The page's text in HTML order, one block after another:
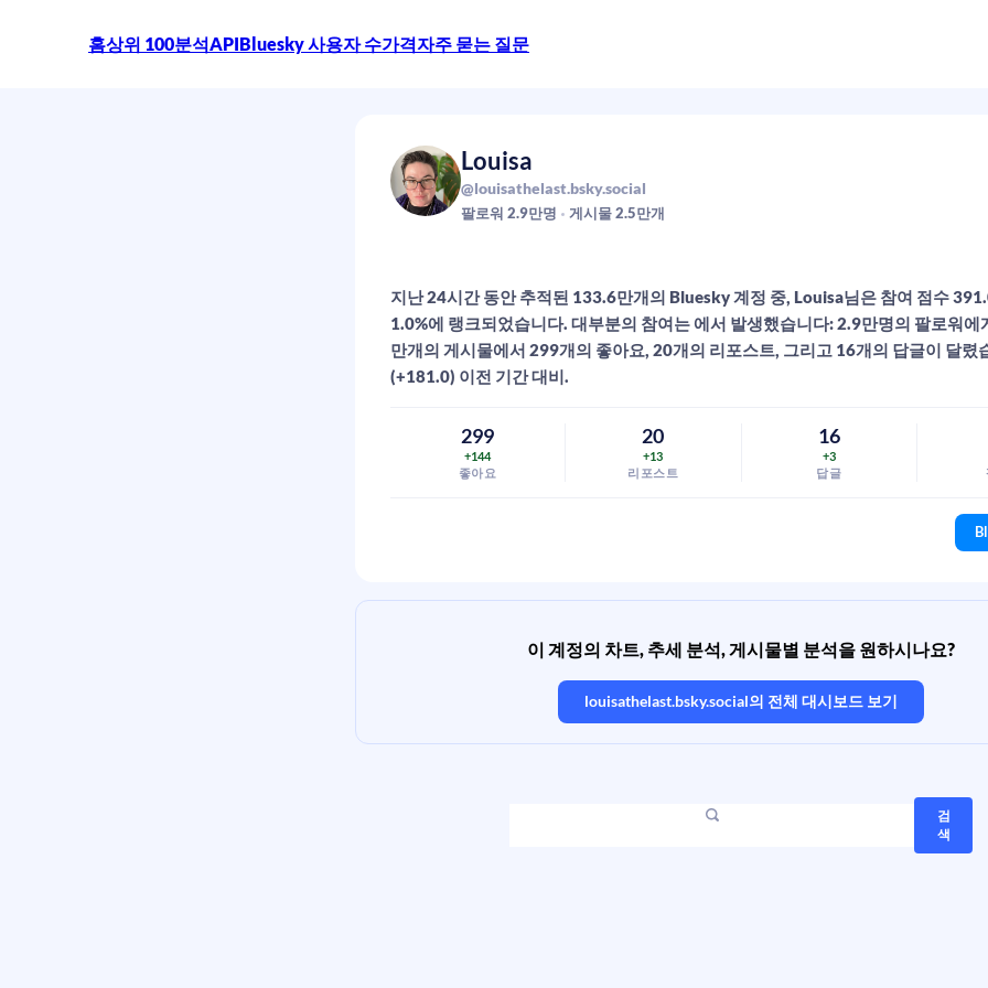
홈상위 100분석APIBluesky 사용자 수가격자주 묻는 질문
Louisa
@louisathelast.bsky.social
팔로워 2.9만명 게시물2.5만개
지난 24시간 동안 추적된 133.6만개의 Bluesky 계정 중, Louisa님은 참여 점수
1.0%에 랭크되었습니다. 대부분의 참여는 에서 발생했습니다: 2.9만명의 팔로워에
만개의 게시물에서 299개의 좋아요, 20개의 리포스트, 그리고 16개의 답글이 달렸
(+181.0) 이전 기간 대비.
299
+144
좋아요
20
+13
리포스트
16
+3
답글
이 계정의 차트, 추세 분석, 게시물별 분석을 원하시나요?
louisathelast.bsky.social의 전체 대시보드 보기
검
색